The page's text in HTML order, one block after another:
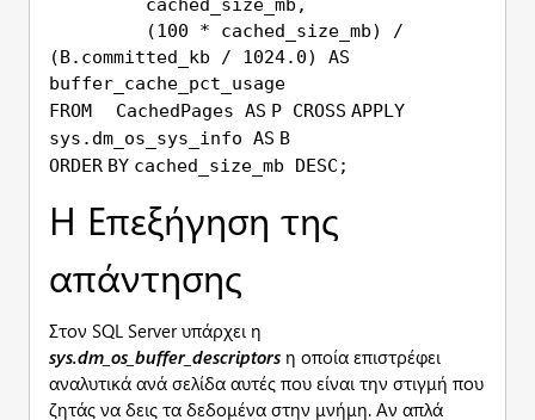
cached_size_mb,
(100 * cached_size_mb) /
(B.committed_kb / 1024.0) AS
buffer_cache_pct_usage
FROM
CachedPages AS P CROSS APPLY
sys.dm_os_sys_info AS B
ORDER BY cached_size_mb DESC ;
Η Επεξήγηση της
απάντησης
Στον SQL Server υπάρχει η
sys.dm_ os_ buffer_ descriptors η οποία επιστρέφει
αναλυτικά ανά σελίδα αυτές που είναι την στιγμή που
ζητάς να δεις τα δεδομένα στην μνήμη. Αν απλά